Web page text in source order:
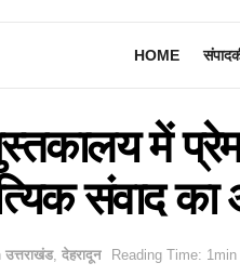
HOME
में
संवाद
उत्तराखंड, देहरादून Reading Time: 1min